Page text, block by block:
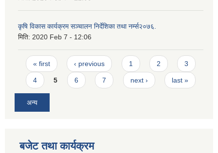
कृषि विकास कार्यक्रम सञ्चालन निर्देशिका तथा नर्म्स२०७६.
मिति: 2020 Feb 7 - 12:06
Pages
« first ‹ previous 1 2 3
4 5 6 7 next › last »
अन्य
बजेट तथा कार्यक्रम